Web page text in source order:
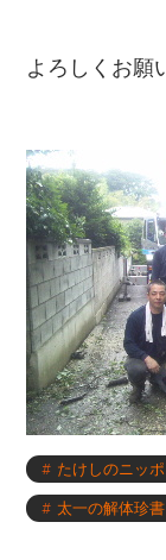
よろしくお願
たけしのニッ
太一の解体珍書